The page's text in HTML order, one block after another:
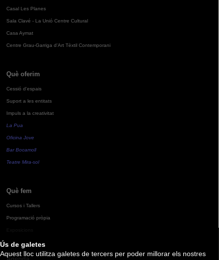
Ús de galetes
Aquest lloc utilitza galetes de tercers per poder millorar els nostres
Casal Les Planes
Sala Clavé - La Unió Centre Cultural
Casa Aymat
Centre Grau-Garriga d'Art Tèxtil Contemporani
Què oferim
Cessió d'espais
Suport a les entitats
Impuls a la creativitat
La Pua
Oficina Jove
Bar Bocamoll
Teatre Mira-sol
Què fem
Cursos i Tallers
Programació pròpia